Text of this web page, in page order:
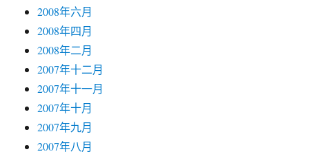
2008年六月
2008年四月
2008年二月
2007年十二月
2007年十一月
2007年十月
2007年九月
2007年八月